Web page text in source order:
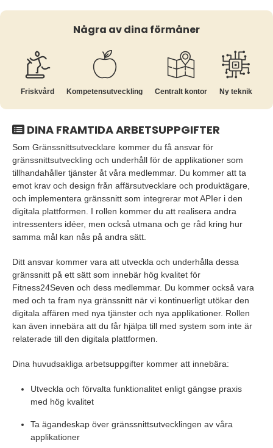
Några av dina förmåner
Friskvård Kompetens­utveckling Centralt kontor Ny teknik
DINA FRAMTIDA ARBETSUPPGIFTER
Som Gränssnittsutvecklare kommer du få ansvar för
gränssnittsutveckling och underhåll för de applikationer som
tillhandahåller tjänster åt våra medlemmar. Du kommer att ta
emot krav och design från affärsutvecklare och produktägare,
och implementera gränssnitt som integrerar mot APIer i den
digitala plattformen. I rollen kommer du att realisera andra
intressenters idéer, men också utmana och ge råd kring hur
samma mål kan nås på andra sätt.
Ditt ansvar kommer vara att utveckla och underhålla dessa
gränssnitt på ett sätt som innebär hög kvalitet för
Fitness24Seven och dess medlemmar. Du kommer också vara
med och ta fram nya gränssnitt när vi kontinuerligt utökar den
digitala affären med nya tjänster och nya applikationer. Rollen
kan även innebära att du får hjälpa till med system som inte är
relaterade till den digitala plattformen.
Dina huvudsakliga arbetsuppgifter kommer att innebära:
Utveckla och förvalta funktionalitet enligt gängse praxis
med hög kvalitet
Ta ägandeskap över gränssnittsutvecklingen av våra
applikationer